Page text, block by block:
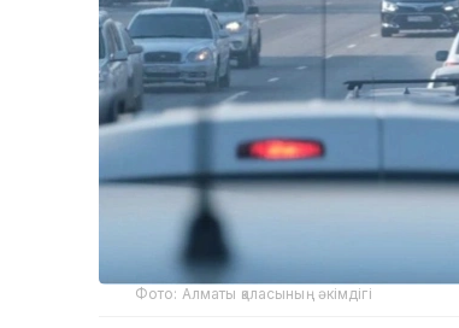
Фото: Алматы қаласының әкімдігі